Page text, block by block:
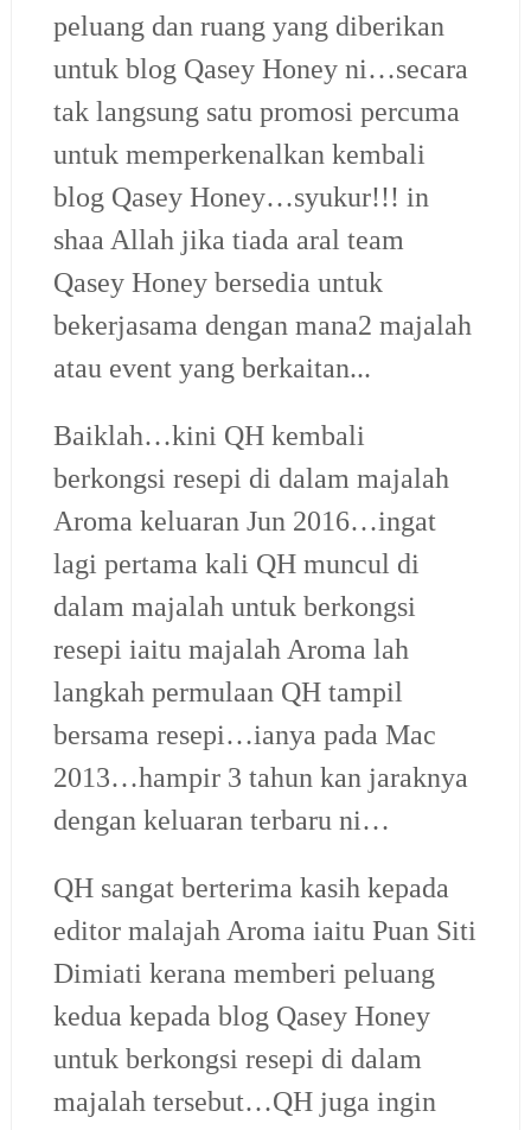
peluang dan ruang yang diberikan
untuk blog Qasey Honey ni…secara
tak langsung satu promosi percuma
untuk memperkenalkan kembali
blog Qasey Honey…syukur!!! in
shaa Allah jika tiada aral team
Qasey Honey bersedia untuk
bekerjasama dengan mana2 majalah
atau event yang berkaitan...
Baiklah…kini QH kembali
berkongsi resepi di dalam majalah
Aroma keluaran Jun 2016…ingat
lagi pertama kali QH muncul di
dalam majalah untuk berkongsi
resepi iaitu majalah Aroma lah
langkah permulaan QH tampil
bersama resepi…ianya pada Mac
2013…hampir 3 tahun kan jaraknya
dengan keluaran terbaru ni…
QH sangat berterima kasih kepada
editor malajah Aroma iaitu Puan Siti
Dimiati kerana memberi peluang
kedua kepada blog Qasey Honey
untuk berkongsi resepi di dalam
majalah tersebut…QH juga ingin